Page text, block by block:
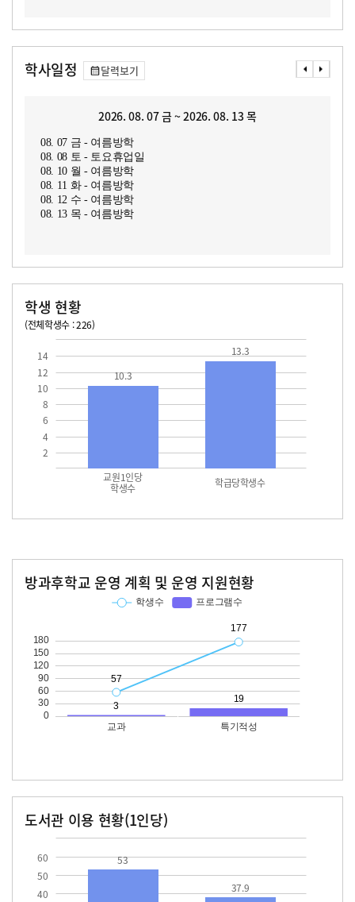
학사일정 달력보기
2026. 08. 07 금 ~ 2026. 08. 13 목
08. 07 금 - 여름방학
08. 08 토 - 토요휴업일
08. 10 월 - 여름방학
08. 11 화 - 여름방학
08. 12 수 - 여름방학
08. 13 목 - 여름방학
학생 현황
(전체학생수 : 226)
2
4
6
8
10
12
14
교원1인당
학생수 학급당학생수
10.3
13.3
방과후학교 운영 계획 및 운영 지원현황
도서관 이용 현황(1인당)
40
50
60
53
37.9